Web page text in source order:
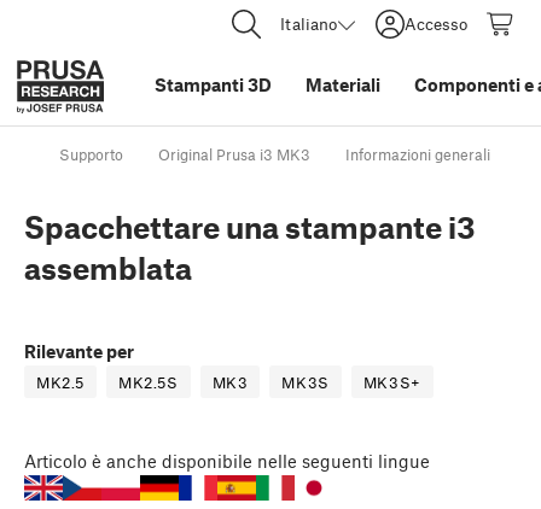
Italiano Accesso
Stampanti 3D Materiali Componenti e
Supporto Original Prusa i3 MK3 Informazioni generali
Spacchettare una stampante i3
assemblata
Rilevante per
MK2.5 MK2.5S MK3 MK3S MK3S+
Articolo è anche disponibile nelle seguenti lingue